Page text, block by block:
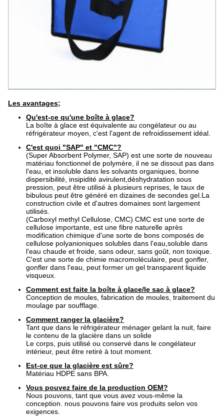
Les avantages;
Qu'est-ce qu'une boîte à glace?
La boîte à glace est équivalente au congélateur ou au
réfrigérateur moyen, c'est l'agent de refroidissement idéal.
C'est quoi "SAP" et "CMC"?
(Super Absorbent Polymer, SAP) est une sorte de nouveau
matériau fonctionnel de polymère, il ne se dissout pas dans
l'eau, et insoluble dans les solvants organiques, bonne
dispersibilité, insipidité avirulent,déshydratation sous
pression, peut être utilisé à plusieurs reprises, le taux de
bibulous peut être généré en dizaines de secondes gel.La
construction civile et d'autres domaines sont largement
utilisés.
(Carboxyl methyl Cellulose, CMC) CMC est une sorte de
cellulose importante, est une fibre naturelle après
modification chimique d'une sorte de bons composés de
cellulose polyanioniques solubles dans l'eau,soluble dans
l'eau chaude et froide, sans odeur, sans goût, non toxique.
C'est une sorte de chimie macromoléculaire, peut gonfler,
gonfler dans l'eau, peut former un gel transparent liquide
visqueux.
Comment est faite la boîte à glace/le sac à glace?
Conception de moules, fabrication de moules, traitement du
moulage par soufflage.
Comment ranger la glacière?
Tant que dans le réfrigérateur ménager gelant la nuit, faire
le contenu de la glacière dans un solide
Le corps, puis utilisé ou conservé dans le congélateur
intérieur, peut être retiré à tout moment.
Est-ce que la glacière est sûre?
Matériau HDPE sans BPA.
Vous pouvez faire de la production OEM?
Nous pouvons, tant que vous avez vous-même la
conception. nous pouvons faire vos produits selon vos
exigences.